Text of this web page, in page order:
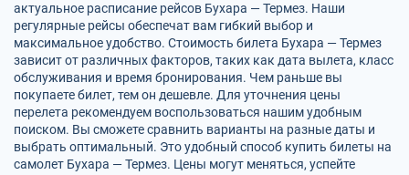
актуальное расписание рейсов Бухара — Термез. Наши
регулярные рейсы обеспечат вам гибкий выбор и
максимальное удобство. Стоимость билета Бухара — Термез
зависит от различных факторов, таких как дата вылета, класс
обслуживания и время бронирования. Чем раньше вы
покупаете билет, тем он дешевле. Для уточнения цены
перелета рекомендуем воспользоваться нашим удобным
поиском. Вы сможете сравнить варианты на разные даты и
выбрать оптимальный. Это удобный способ купить билеты на
самолет Бухара — Термез. Цены могут меняться, успейте